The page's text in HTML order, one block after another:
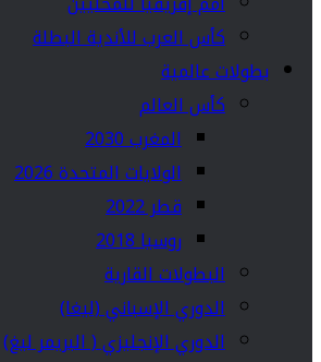
كأس العرب للأندية البطلة
بطولات عالمية
كأس العالم
المغرب 2030
الولايات المتحدة 2026
قطر 2022
روسيا 2018
البطولات القارية
الدوري الإسباني (ليغا)
الدوري الإنجليزي ( البريمر ليغ)